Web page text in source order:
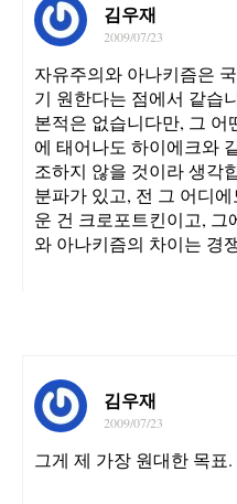
김우재
2009/07/23
자유주의와 아나키즘은
기 원한다는 점에서 같습
본적은 없습니다만, 그 어
에 태어나도 하이에크와
조하지 않을 것이라 생각
분파가 있고, 전 그 어디
운 건 크로포트킨이고, 그
와 아나키즘의 차이는 경
김우재
2009/07/23
그게 제 가장 원대한 목표.